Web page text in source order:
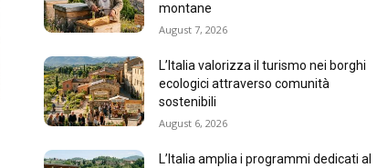
montane
August 7, 2026
L’Italia valorizza il turismo nei borghi
ecologici attraverso comunità
sostenibili
August 6, 2026
L’Italia amplia i programmi dedicati al